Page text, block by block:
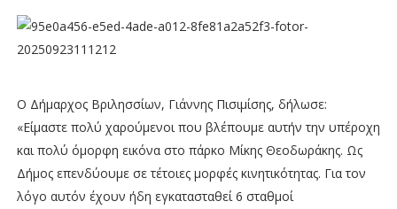
Ο Δήμαρχος Βριλησσίων, Γιάννης Πισιμίσης, δήλωσε:
«Είμαστε πολύ χαρούμενοι που βλέπουμε αυτήν την υπέροχη
και πολύ όμορφη εικόνα στο πάρκο Μίκης Θεοδωράκης. Ως
Δήμος επενδύουμε σε τέτοιες μορφές κινητικότητας. Για τον
λόγο αυτόν έχουν ήδη εγκατασταθεί 6 σταθμοί